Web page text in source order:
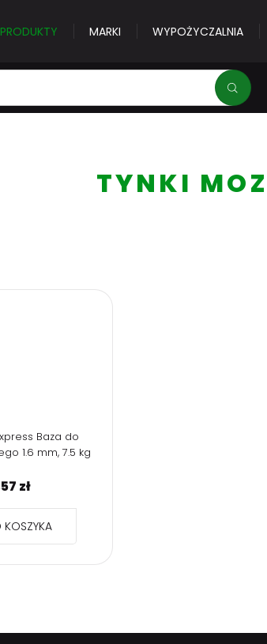
PRODUKTY MARKI WYPOŻYCZALNIA
Adres e-mail *
TYNKI
Baza do
1.6 mm, 7.5 kg
zł
KOSZYKA